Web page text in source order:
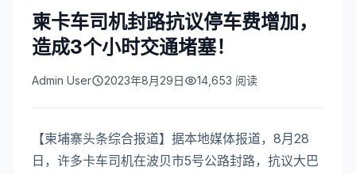
柬卡车司机封路抗议停车费增加，
造成3个小时交通堵塞！
Admin User 2023年8月29日 14,653 阅读
【柬埔寨头条综合报道】据本地媒体报道，8月28
日，许多卡车司机在波贝市5号公路封路，抗议大巴